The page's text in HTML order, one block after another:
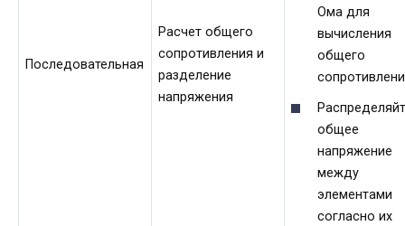
Последовательная
Расчет общего
сопротивления и
разделение
напряжения
Ома для
вычисления
общего
общее
напряжение
между
элементами
согласно их